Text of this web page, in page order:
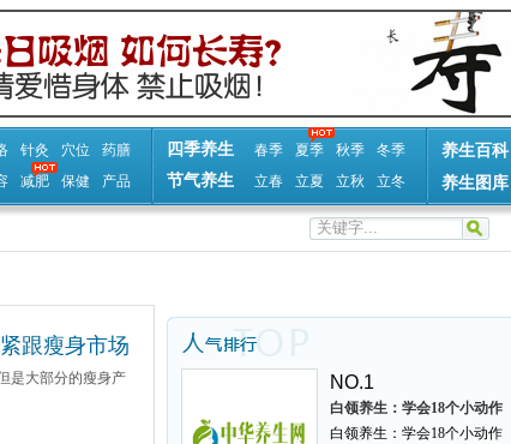
针灸 穴位 药膳
减肥 保健 产品
四季养生 春季 夏季 秋季 冬季
节气养生 立春 立夏 立秋 立冬
养生百科
养生图库
跟瘦身市场
是大部分的瘦身产
NO.1
白领养生：学会18个小动作
赶走大
白领养生：学会18个小动作